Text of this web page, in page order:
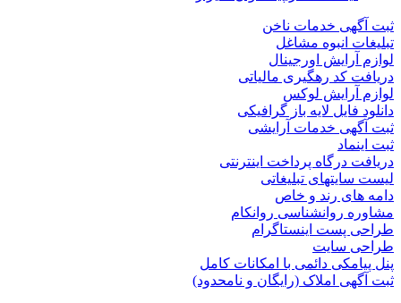
ثبت آگهی خدمات ناخن
تبلیغات انبوه مشاغل
لوازم آرایش اورجینال
دریافت کد رهگیری مالیاتی
لوازم آرایش لوکس
دانلود فایل لایه باز گرافیکی
ثبت آگهی خدمات آرایشی
ثبت اینماد
دریافت درگاه پرداخت اینترنتی
لیست سایتهای تبلیغاتی
دامه های رند و خاص
مشاوره روانشناسی روانکام
طراحی پست اینستاگرام
طراحی سایت
پنل پیامکی دائمی با امکانات کامل
ثبت آگهی املاک (رایگان و نامحدود)